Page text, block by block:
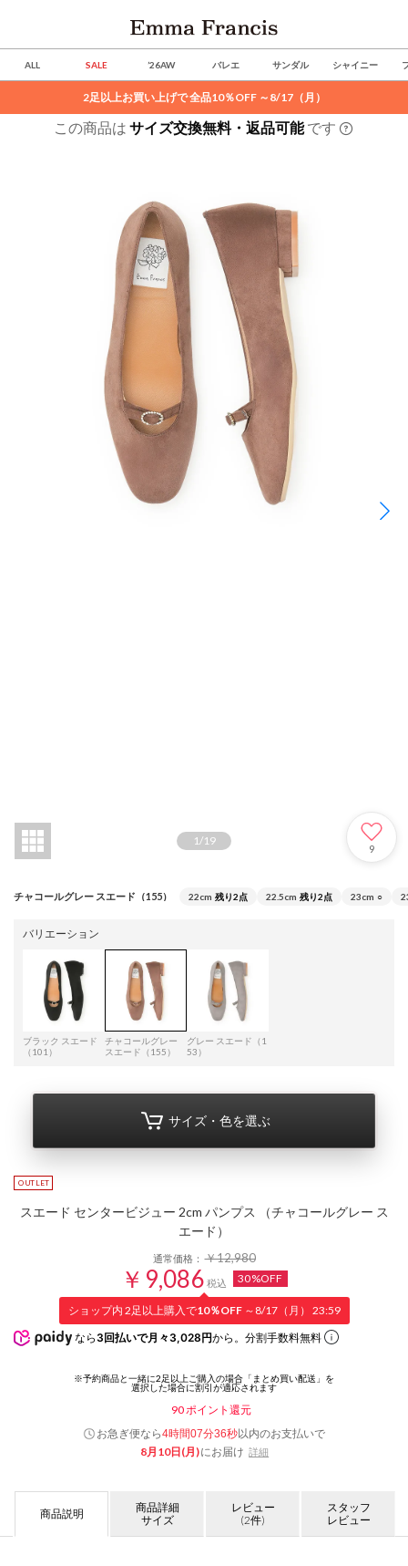
ALL SALE ’26AW バレエ サンダル シャイニー
2足以上お買い上げで 全品10％OFF ～8/17（月）
この商品は サイズ交換無料・返品可能です
1 /19
9
チャコールグレー スエード（155） 22cm 残り2点 22.5cm 残り2点 23cm ○
バリエーション
ブラック スエード
（101）
チャコールグレー
スエード（155）
グレー スエード（1
53）
サイズ・色を選ぶ
スエード センタービジュー 2cm パンプス （チャコールグレー ス
エード）
通常価格：￥12,980
￥9,086 税込 30%OFF
ショップ内 2足以上購入で10％OFF～8/17（月） 23:59
なら 3回払いで月々3,028円から。分割手数料無料
90ポイント還元
お急ぎ便なら4時間07分35秒以内のお支払いで
8月10日(月)にお届け 詳細
商品説明
商品詳細
サイズ
レビュー
(2件)
スタッフ
レビュー